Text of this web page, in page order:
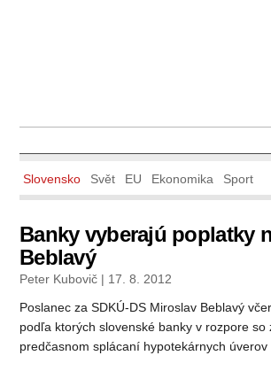
Slovensko Svět EU Ekonomika Sport
Banky vyberajú poplatky
Beblavý
Peter Kubovič | 17. 8. 2012
Poslanec za SDKÚ-DS Miroslav Beblavý
podľa ktorých slovenské banky v rozpore
predčasnom splácaní hypotekárnych